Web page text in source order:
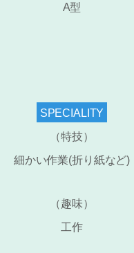
A型
SPECIALITY
（特技）
細かい作業(折り紙など)
（趣味）
工作